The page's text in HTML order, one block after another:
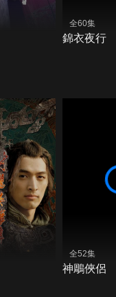
全60集
錦衣夜行
全52集
神鵰俠侶